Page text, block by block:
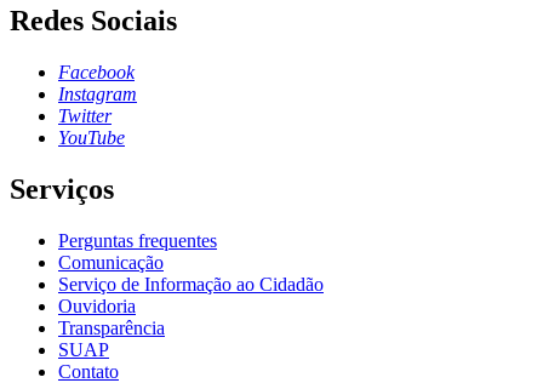
Redes Sociais
Facebook
Instagram
Twitter
YouTube
Serviços
Perguntas frequentes
Comunicação
Serviço de Informação ao Cidadão
Ouvidoria
Transparência
SUAP
Contato